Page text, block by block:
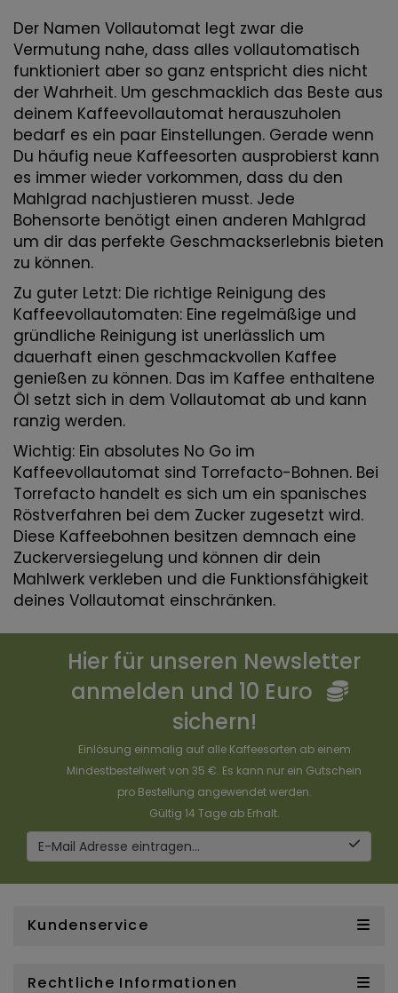
Der Namen Vollautomat legt zwar die
Vermutung nahe, dass alles vollautomatisch
funktioniert aber so ganz entspricht dies nicht
der Wahrheit. Um geschmacklich das Beste aus
deinem Kaffeevollautomat herauszuholen
bedarf es ein paar Einstellungen. Gerade wenn
Du häufig neue Kaffeesorten ausprobierst kann
es immer wieder vorkommen, dass du den
Mahlgrad nachjustieren musst. Jede
Bohensorte benötigt einen anderen Mahlgrad
um dir das perfekte Geschmackserlebnis bieten
zu können.
Zu guter Letzt: Die richtige Reinigung des
Kaffeevollautomaten: Eine regelmäßige und
gründliche Reinigung ist unerlässlich um
dauerhaft einen geschmackvollen Kaffee
genießen zu können. Das im Kaffee enthaltene
Öl setzt sich in dem Vollautomat ab und kann
ranzig werden.
Wichtig: Ein absolutes No Go im
Kaffeevollautomat sind Torrefacto-Bohnen. Bei
Torrefacto handelt es sich um ein spanisches
Röstverfahren bei dem Zucker zugesetzt wird.
Diese Kaffeebohnen besitzen demnach eine
Zuckerversiegelung und können dir dein
Mahlwerk verkleben und die Funktionsfähigkeit
deines Vollautomat einschränken.
Hier für unseren Newsletter
anmelden und 10 Euro
sichern!
Einlösung einmalig auf alle Kaffeesorten ab einem
Mindestbestellwert von 35 €. Es kann nur ein Gutschein
pro Bestellung angewendet werden.
Gültig 14 Tage ab Erhalt.
E-Mail Adresse eintragen...
Kundenservice
Rechtliche Informationen